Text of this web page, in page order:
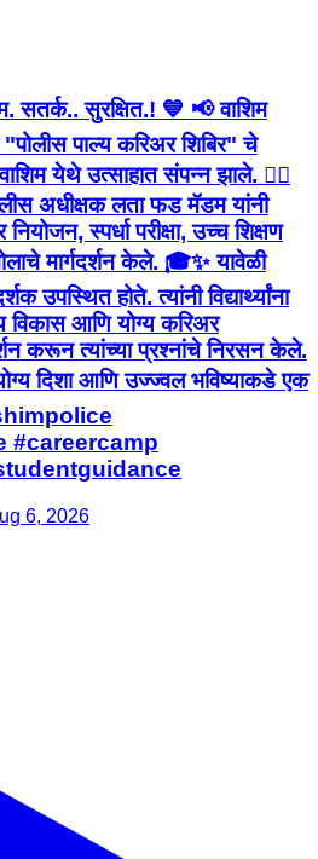
सतर्क.. सुरक्षित.! 💙 📢 वाशिम
"पोलीस पाल्य करिअर शिबिर" चे
येथे उत्साहात संपन्न झाले. 👮‍♂️
अधीक्षक लता फड मॅडम यांनी
नियोजन, स्पर्धा परीक्षा, उच्च शिक्षण
मार्गदर्शन केले. 🎓✨ यावेळी
उपस्थित होते. त्यांनी विद्यार्थ्यांना
विकास आणि योग्य करिअर
करून त्यांच्या प्रश्नांचे निरसन केले.
दिशा आणि उज्ज्वल भविष्याकडे एक
#careercamp
6, 2026